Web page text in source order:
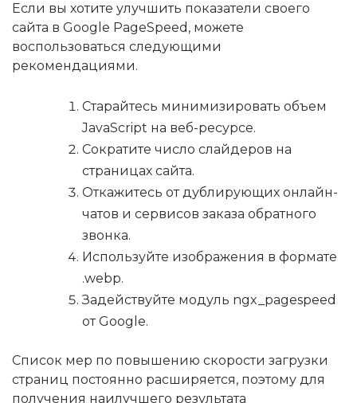
Если вы хотите улучшить показатели своего
сайта в Google PageSpeed, можете
воспользоваться следующими
рекомендациями.
Старайтесь минимизировать объем
JavaScript на веб-ресурсе.
Сократите число слайдеров на
страницах сайта.
Откажитесь от дублирующих онлайн-
чатов и сервисов заказа обратного
звонка.
Используйте изображения в формате
.webp.
Задействуйте модуль ngx_pagespeed
от Google.
Список мер по повышению скорости загрузки
страниц постоянно расширяется, поэтому для
получения наилучшего результата